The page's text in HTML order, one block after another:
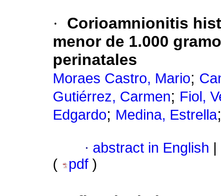
·
Corioamnionitis
menor de 1.000
perinatales
Moraes Castro, Mario;
Gutiérrez, Carmen; Fiol,
Edgardo; Medina, Estrella
· abstract in English
(
pdf )